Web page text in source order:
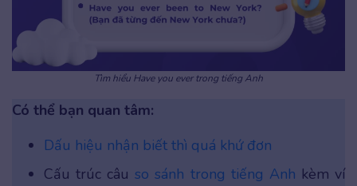
Tìm hiểu Have you ever trong tiếng Anh
Có thể bạn quan tâm:
Dấu hiệu nhận biết thì quá khứ đơn
Cấu trúc câuso sánh trong tiếng Anh kèm ví